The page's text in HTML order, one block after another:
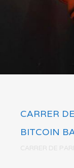
CARRER
BITCOIN